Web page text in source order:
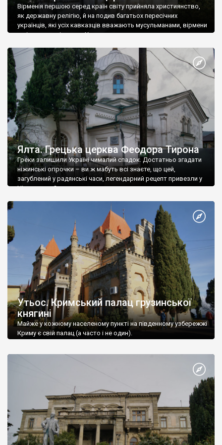
Вірменія першою серед країн світу прийняла християнство,
як державну релігію, й на подив багатьох пересічних
українців, які усіх кавказців вважають мусульманами, вірмени
є відданими вірянами Христа
Ялта. Грецька церква Феодора Тирона
Греки залишили Україні чималий спадок. Достатньо згадати
ніжинські огірочки – ви ж мабуть всі знаєте, що цей,
загублений у радянські часи, легендарний рецепт привезли у
Ніжин греки?
Утьос. Кримський палац грузинської
княгині
Майже у кожному населеному пункті на південному узбережжі
Криму є свій палац (а часто і не один).